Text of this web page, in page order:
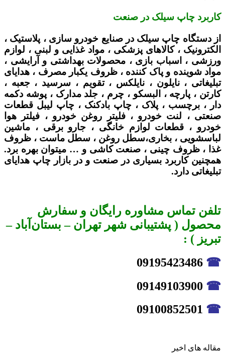
کاربرد چاپ سیلک در صنعت
از دستگاه چاپ سیلک در صنایع خودرو سازی ، پلاستیک ،
الکترونیک ، کالاهای پزشکی ، مواد غذایی و لبنی ، لوازم
ورزشی ، اسباب بازی ، محصولات بهداشتی و آرایشی ،
مواد شوینده و پاک کننده ، ظروف یکبار مصرف ، هدایای
تبلیغاتی ، نایلون ، نایلکس ، تقویم ، سرسید ، جعبه ،
کارتن ، پارچه ، البسکو ، چرم ، جلد مدارک ، پوشه دکمه
دار ، برچسب ، پلاک ، چاپ بادکنک ، چاپ لیبل قطعات
صنعتی ، لنت خودرو ، فلیتر روغن خودرو ، فیلتر هوا
خودرو ، قطعات لوازم خانگی ، جارو برقی ، ماشین
لباسشویی ، بخاری،سطل روغن ، سطل ماست ، ظروف
غذا ، ظروف چینی ، صنعت کاشی و … میتوان بهره برد.
همچنین کاربرد بسیاری در صنعت و در بازار چاپ هدایای
تبلیغاتی دارد.
تلفن تماس مشاوره رایگان و سفارش
محصول ( پشتیبانی شهر تهران – بستان‌آباد –
تبریز ) :
☎
☎
☎
مقاله های اخیر